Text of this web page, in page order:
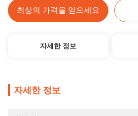
최상의 가격을 얻으세요
자세한 정보
자세한 정보